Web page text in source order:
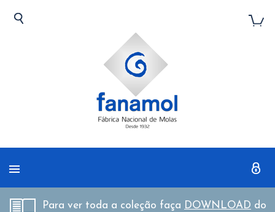
Para ver toda a coleção faça DOWNLOAD do